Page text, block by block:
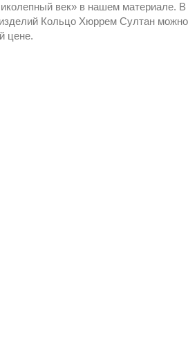
век» в нашем материале.
Кольцо Хюррем Султан
цене.